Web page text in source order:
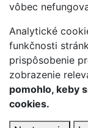
vôbec
Analytické
funkčnosti
prispôsobenie
zobrazenie
pomohlo, keby
cookies.